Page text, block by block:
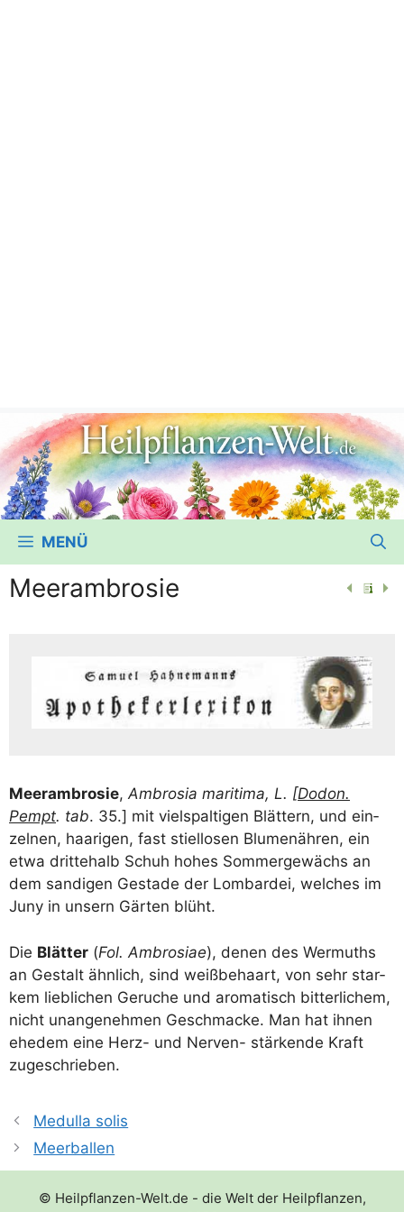
MENÜ
Meerambrosie
Mee­r­am­bro­sie,Ambro­sia mari­ti­ma, L. [Dodon.
Pempt. tab. 35.] mit viel­spal­ti­gen Blät­tern, und ein­
zel­nen, haa­ri­gen, fast stiel­lo­sen Blu­men­äh­ren, ein
etwa drit­te­halb Schuh hohes Som­mer­ge­wächs an
dem san­di­gen Gesta­de der Lom­bar­dei, wel­ches im
Juny in unsern Gär­ten blüht.
Die Blät­ter (Fol. Ambro­siae), denen des Wer­muths
an Gestalt ähn­lich, sind weiß­be­haart, von sehr star­
kem lieb­li­chen Geru­che und aro­ma­tisch bit­ter­li­chem,
nicht unan­ge­neh­men Geschma­cke. Man hat ihnen
ehe­dem eine Herz- und Ner­ven- stär­ken­de Kraft
zugeschrieben.
Medulla solis
Meerballen
© Heilpflanzen-Welt.de - die Welt der Heilpflanzen,